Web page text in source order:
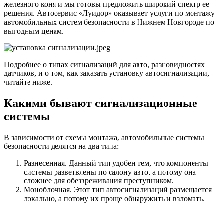
железного коня и мы готовы предложить широкий спектр ее
решения. Автосервис «Луидор» оказывает услуги по монтажу
автомобильных систем безопасности в Нижнем Новгороде по
выгодным ценам.
Подробнее о типах сигнализаций для авто, разновидностях
датчиков, и о том, как заказать установку автосигнализации,
читайте ниже.
Какими бывают сигнализационные
системы
В зависимости от схемы монтажа, автомобильные системы
безопасности делятся на два типа:
Разнесенная. Данный тип удобен тем, что компоненты
системы разветвлены по салону авто, а потому она
сложнее для обезвреживания преступником.
Моноблочная. Этот тип автосигнализаций размещается
локально, а потому их проще обнаружить и взломать.